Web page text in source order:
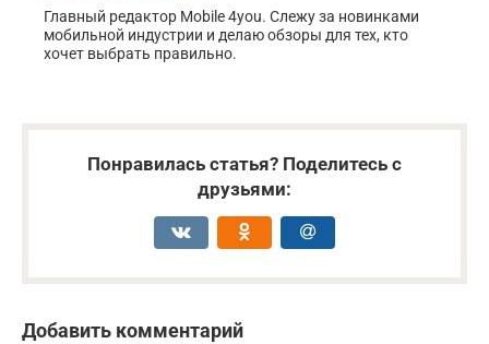
Главный редактор Mobile 4you. Слежу за новинками
мобильной индустрии и делаю обзоры для тех, кто
хочет выбрать правильно.
Понравилась статья? Поделитесь с
друзьями:
Добавить комментарий